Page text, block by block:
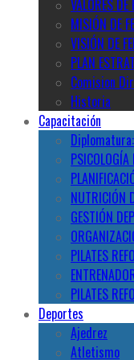
VALORES DE
MISIÓN DE
VISIÓN DE
PLAN
Comision
Historia
Capacitación
Diplomatura:
NUTRICIÓN
GESTIÓN
PILATES
PILATES
Deportes
Ajedrez
Atletismo